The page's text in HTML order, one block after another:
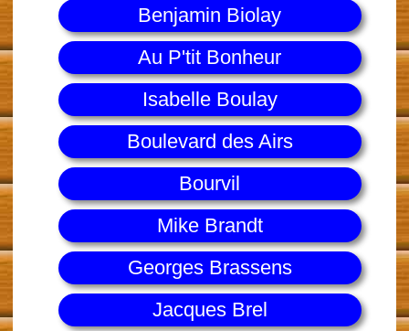
Benjamin Biolay
Au P'tit Bonheur
Isabelle Boulay
Boulevard des Airs
Bourvil
Mike Brandt
Georges Brassens
Jacques Brel